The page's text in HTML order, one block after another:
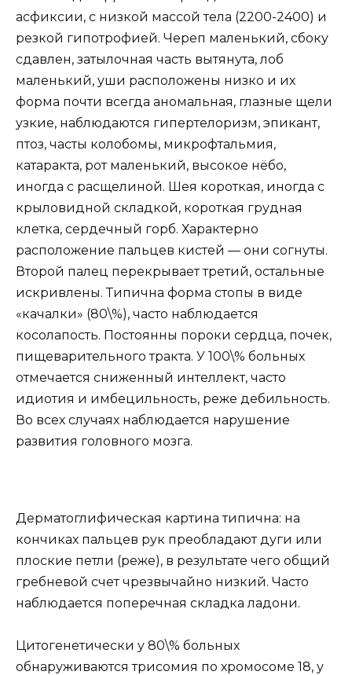
асфиксии, с низкой массой тела (2200-2400) и
резкой гипотрофией. Череп маленький, сбоку
сдавлен, затылочная часть вытянута, лоб
маленький, уши расположены низко и их
форма почти всегда аномальная, глазные щели
узкие, наблюдаются гипертелоризм, эпикант,
птоз, часты колобомы, микрофтальмия,
катаракта, рот маленький, высокое нёбо,
иногда с расщелиной. Шея короткая, иногда с
крыловидной складкой, короткая грудная
клетка, сердечный горб. Характерно
расположение пальцев кистей — они согнуты.
Второй палец перекрывает третий, остальные
искривлены. Типична форма стопы в виде
«качалки» (80\%), часто наблюдается
косолапость. Постоянны пороки сердца, почек,
пищеварительного тракта. У 100\% больных
отмечается сниженный интеллект, часто
идиотия и имбецильность, реже дебильность.
Во всех случаях наблюдается нарушение
развития головного мозга.
Дерматоглифическая картина типична: на
кончиках пальцев рук преобладают дуги или
плоские петли (реже), в результате чего общий
гребневой счет чрезвычайно низкий. Часто
наблюдается поперечная складка ладони.
Цитогенетически у 80\% больных
обнаруживаются трисомия по хромосоме 18, у